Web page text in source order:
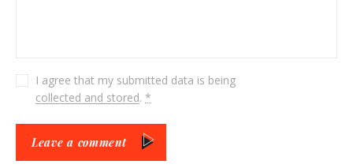
I agree that my submitted data is being
collected and stored.*
Leave a comment